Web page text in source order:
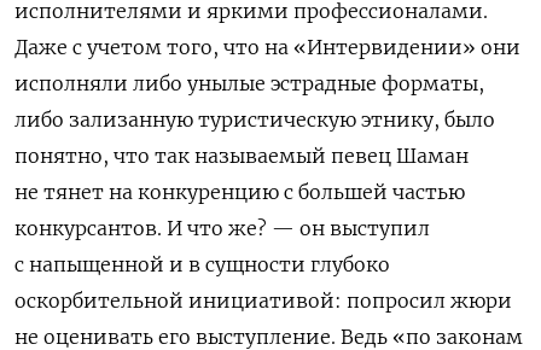
исполнителями и яркими профессионалами.
Даже с учетом того, что на «Интервидении» они
исполняли либо унылые эстрадные форматы,
либо зализанную туристическую этнику, было
понятно, что так называемый певец Шаман
не тянет на конкуренцию с большей частью
конкурсантов. И что же? — он выступил
с напыщенной и в сущности глубоко
оскорбительной инициативой: попросил жюри
не оценивать его выступление. Ведь «по законам